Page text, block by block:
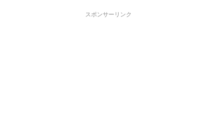
スポンサーリンク